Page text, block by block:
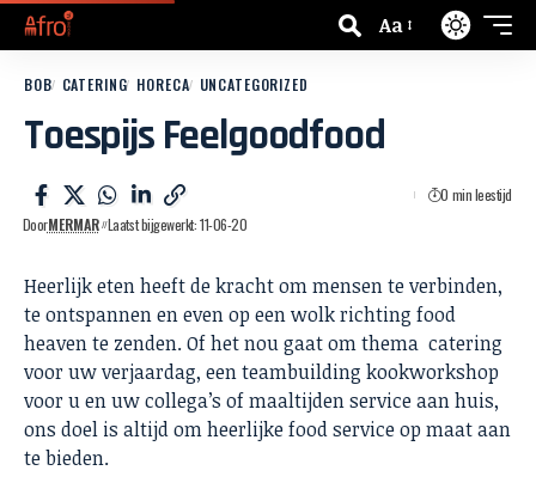
Aa
BOB CATERING HORECA UNCATEGORIZED
Toespijs Feelgoodfood
DoorMERMAR Laatst bijgewerkt: 11-06-20
0 min leestijd
Heerlijk eten heeft de kracht om mensen te verbinden,
te ontspannen en even op een wolk richting food
heaven te zenden. Of het nou gaat om thema catering
voor uw verjaardag, een teambuilding kookworkshop
voor u en uw collega’s of maaltijden service aan huis,
ons doel is altijd om heerlijke food service op maat aan
te bieden.